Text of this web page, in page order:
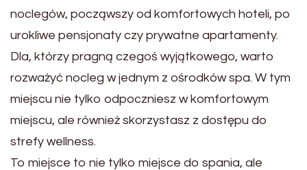
noclegów, począwszy od komfortowych hoteli, po
urokliwe pensjonaty czy prywatne apartamenty.
Dla, którzy pragną czegoś wyjątkowego, warto
rozważyć nocleg w jednym z ośrodków spa. W tym
miejscu nie tylko odpoczniesz w komfortowym
miejscu, ale również skorzystasz z dostępu do
strefy wellness.
To miejsce to nie tylko miejsce do spania, ale